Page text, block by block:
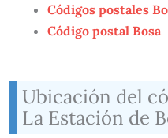
Códigos postales
Código postal Bosa
Ubicación del
La Estación de